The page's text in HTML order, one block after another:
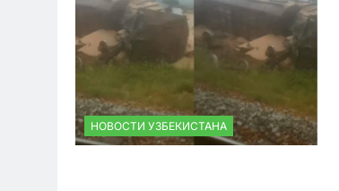
НОВОСТИ УЗБЕКИСТАНА